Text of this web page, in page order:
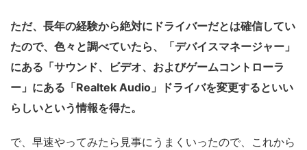
ただ、長年の経験から絶対にドライバーだとは確信してい
たので、色々と調べていたら、「デバイスマネージャー」
にある「サウンド、ビデオ、およびゲームコントローラ
ー」にある「Realtek Audio」ドライバを変更するといい
らしいという情報を得た。
で、早速やってみたら見事にうまくいったので、これから